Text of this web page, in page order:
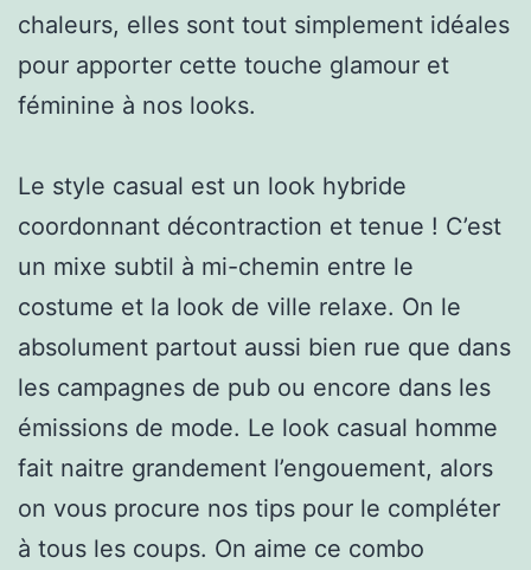
chaleurs, elles sont tout simplement idéales
pour apporter cette touche glamour et
féminine à nos looks.
Le style casual est un look hybride
coordonnant décontraction et tenue ! C’est
un mixe subtil à mi-chemin entre le
costume et la look de ville relaxe. On le
absolument partout aussi bien rue que dans
les campagnes de pub ou encore dans les
émissions de mode. Le look casual homme
fait naitre grandement l’engouement, alors
on vous procure nos tips pour le compléter
à tous les coups. On aime ce combo